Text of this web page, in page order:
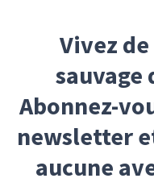
farniente avec de
sable fin et blanc
avec des reflets
faire pleurer un
Vivez
sauvage
Abonnez-
newsletter
aucune